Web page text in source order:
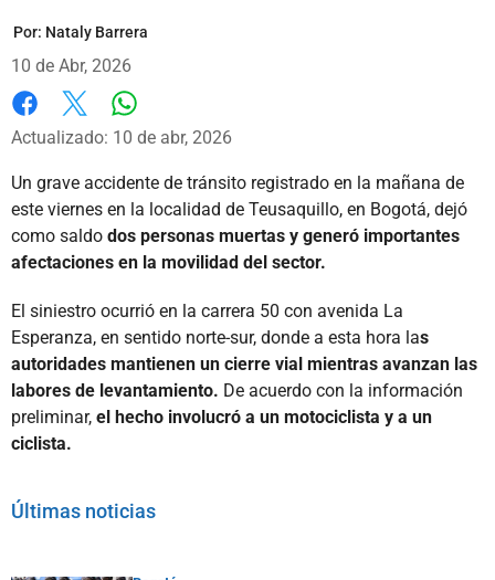
Por: Nataly Barrera
10 de Abr, 2026
Facebook
X
Actualizado: 10 de abr, 2026
Un grave accidente de tránsito registrado en la mañana de
este viernes en la localidad de Teusaquillo, en Bogotá, dejó
como saldo dos personas muertas y generó importantes
afectaciones en la movilidad del sector.
El siniestro ocurrió en la carrera 50 con avenida La
Esperanza, en sentido norte-sur, donde a esta hora las
autoridades mantienen un cierre vial mientras avanzan las
labores de levantamiento. De acuerdo con la información
preliminar, el hecho involucró a un motociclista y a un
ciclista.
Últimas noticias